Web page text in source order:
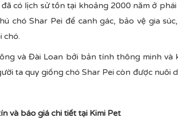
có lịch sử tồn tại khoảng 2000 năm ở phái
chó Shar Pei để canh gác, bảo vệ gia
chó.
và Đài Loan bởi bản tính thông minh và
ta quy giống chó Shar Pei còn được nuôi
và báo giá chi tiết tại Kimi Pet